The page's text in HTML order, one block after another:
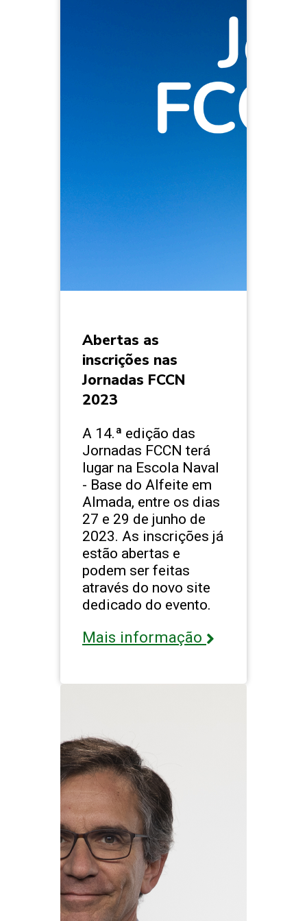
Abertas as
inscrições nas
Jornadas FCCN
2023
A 14.ª edição das
Jornadas FCCN terá
lugar na Escola Naval
- Base do Alfeite em
Almada, entre os dias
27 e 29 de junho de
2023. As inscrições já
estão abertas e
podem ser feitas
através do novo site
dedicado do evento.
Mais informação